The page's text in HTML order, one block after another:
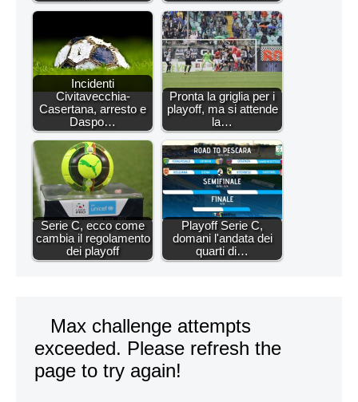
Incidenti
Civitavecchia-
Casertana, arresto e
Daspo…
Pronta la griglia per i
playoff, ma si attende
la…
Serie C, ecco come
cambia il regolamento
dei playoff
Playoff Serie C,
domani l'andata dei
quarti di…